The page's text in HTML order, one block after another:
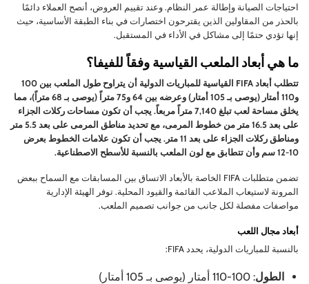
احتياجات الصيانة وإطالة عمر النظام. وعند تقييم العروض، أنصح العملاء دائمًا
بالحذر من المقاولين الذين يقترحون اختصارات في بناء الطبقة الأساسية، حيث
إنها تؤدي حتمًا إلى مشاكل في الأداء في المستقبل.
ما هي أبعاد الملعب القياسية وفقاً للفيفا؟
تتطلب أبعاد FIFA القياسية للمباريات الدولية أن يتراوح طول الملعب بين 100
و110 أمتار (يوصى بـ 105 أمتار) وعرضه بين 64 و75 متراً (يوصى بـ 68 متراً)، مما
يخلق مساحة لعب تبلغ 7,140 متراً مربعاً. يجب أن تكون مساحات ركلات الجزاء
على بعد 16.5 متر من خطوط المرمى، مع تحديد مناطق المرمى على بعد 5.5 متر
ومناطق ركلات الجزاء على بعد 11 متر. يجب أن تكون علامات الخطوط بعرض
10-12 سم وأن تتطابق مع لون الملعب بالنسبة للأسطح الاصطناعية.
تضمن متطلبات FIFA الخاصة بالأبعاد الاتساق بين المسابقات مع السماح ببعض
المرونة لاستيعاب الملاعب القائمة والقيود المحلية. توفر الهيئة الإدارية
مواصفات مفصلة لكل جانب من جوانب تصميم الملعب.
أبعاد مجال اللعب
بالنسبة للمباريات الدولية، يحدد FIFA:
الطول: 100-110 أمتار (يوصى بـ 105 أمتار)